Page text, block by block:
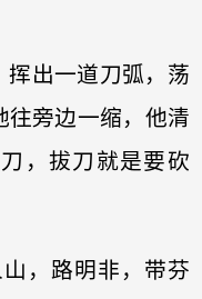
挥出一道刀弧，荡
往旁边一缩，他清
，拔刀就是要砍
，路明非，带芬